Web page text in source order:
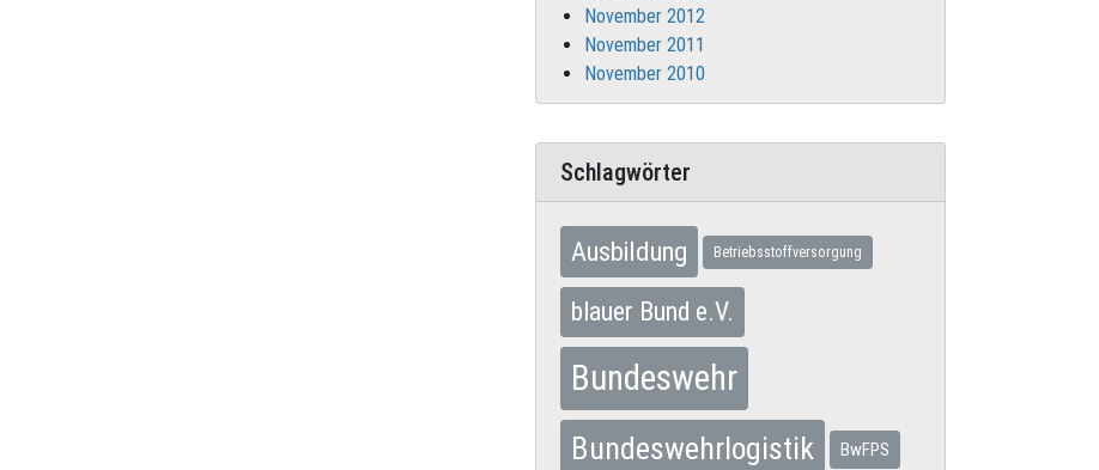
November 2012
November 2011
November 2010
Schlagwörter
Ausbildung Betriebsstoffversorgung
blauer Bund e.V.
Bundeswehr
Bundeswehrlogistik BwFPS